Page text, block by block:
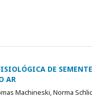
DE
AR
Machineski, Norma